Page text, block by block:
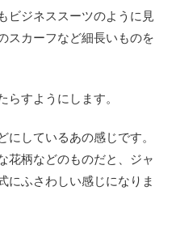
ビジネススーツのように見
スカーフなど細長いものを
らすようにします。
しているあの感じです。
花柄などのものだと、ジャ
にふさわしい感じになりま